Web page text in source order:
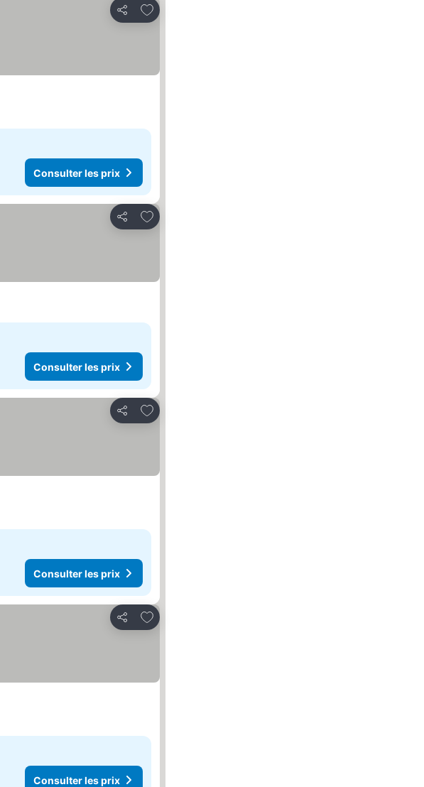
Partager
Ajouter à mes favoris
Consulter les prix
Partager
Ajouter à mes favoris
Consulter les prix
Partager
Ajouter à mes favoris
Consulter les prix
Partager
Ajouter à mes favoris
Consulter les prix